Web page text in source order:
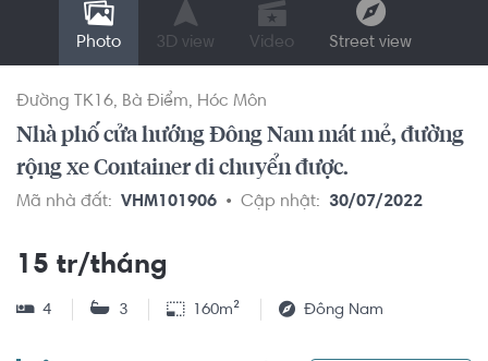
Photo 3D view Video Street view
Đường TK16 Bà Điểm Hóc Môn
Nhà phố cửa hướng Đông Nam mát mẻ, đường
rộng xe Container di chuyển được.
Mã nhà đất: VHM101906 Cập nhật: 30/07/2022
15 tr/tháng
4 3 160m² Đông Nam